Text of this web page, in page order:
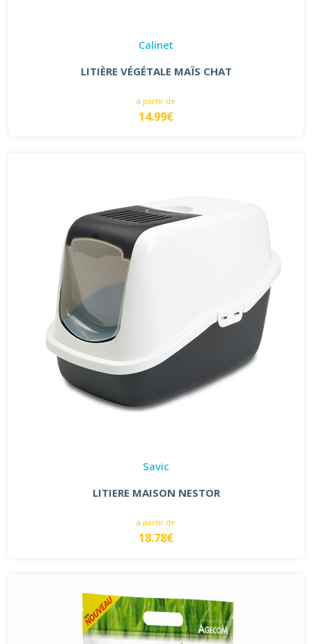
Calinet
LITIÈRE VÉGÉTALE MAÏS CHAT
à partir de
14.99€
Savic
LITIERE MAISON NESTOR
à partir de
18.78€